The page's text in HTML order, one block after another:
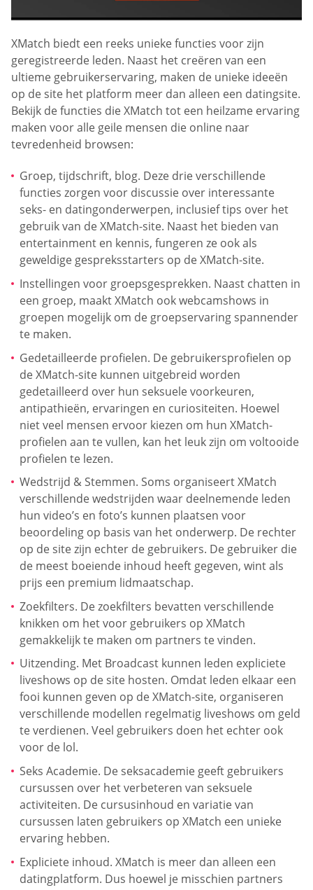
XMatch biedt een reeks unieke functies voor zijn
geregistreerde leden. Naast het creëren van een
ultieme gebruikerservaring, maken de unieke ideeën
op de site het platform meer dan alleen een datingsite.
Bekijk de functies die XMatch tot een heilzame ervaring
maken voor alle geile mensen die online naar
tevredenheid browsen:
Groep, tijdschrift, blog. Deze drie verschillende
functies zorgen voor discussie over interessante
seks- en datingonderwerpen, inclusief tips over het
gebruik van de XMatch-site. Naast het bieden van
entertainment en kennis, fungeren ze ook als
geweldige gespreksstarters op de XMatch-site.
Instellingen voor groepsgesprekken. Naast chatten in
een groep, maakt XMatch ook webcamshows in
groepen mogelijk om de groepservaring spannender
te maken.
Gedetailleerde profielen. De gebruikersprofielen op
de XMatch-site kunnen uitgebreid worden
gedetailleerd over hun seksuele voorkeuren,
antipathieën, ervaringen en curiositeiten. Hoewel
niet veel mensen ervoor kiezen om hun XMatch-
profielen aan te vullen, kan het leuk zijn om voltooide
profielen te lezen.
Wedstrijd & Stemmen. Soms organiseert XMatch
verschillende wedstrijden waar deelnemende leden
hun video’s en foto’s kunnen plaatsen voor
beoordeling op basis van het onderwerp. De rechter
op de site zijn echter de gebruikers. De gebruiker die
de meest boeiende inhoud heeft gegeven, wint als
prijs een premium lidmaatschap.
Zoekfilters. De zoekfilters bevatten verschillende
knikken om het voor gebruikers op XMatch
gemakkelijk te maken om partners te vinden.
Uitzending. Met Broadcast kunnen leden expliciete
liveshows op de site hosten. Omdat leden elkaar een
fooi kunnen geven op de XMatch-site, organiseren
verschillende modellen regelmatig liveshows om geld
te verdienen. Veel gebruikers doen het echter ook
voor de lol.
Seks Academie. De seksacademie geeft gebruikers
cursussen over het verbeteren van seksuele
activiteiten. De cursusinhoud en variatie van
cursussen laten gebruikers op XMatch een unieke
ervaring hebben.
Expliciete inhoud. XMatch is meer dan alleen een
datingplatform. Dus hoewel je misschien partners